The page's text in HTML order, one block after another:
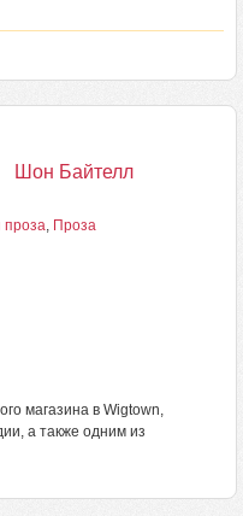
Шон Байтелл
проза, Проза
магазина в Wigtown,
а также одним из